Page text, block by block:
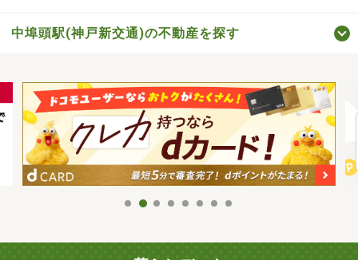
中埠頭駅(神戸新交通)の不動産を探す